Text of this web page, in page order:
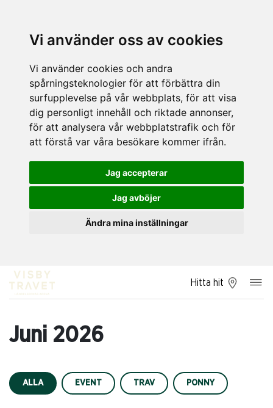
Vi använder oss av cookies
Vi använder cookies och andra
spårningsteknologier för att förbättra din
surfupplevelse på vår webbplats, för att visa
dig personligt innehåll och riktade annonser,
för att analysera vår webbplatstrafik och för
att förstå var våra besökare kommer ifrån.
Jag accepterar
Jag avböjer
Ändra mina inställningar
Hitta hit
Juni 2026
ALLA EVENT TRAV PONNY